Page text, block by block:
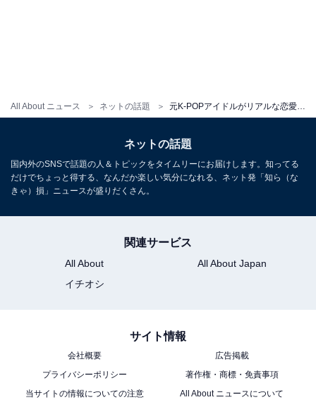
All About ニュース ネットの話題
ネットの話題
国内外のSNSで話題の人＆トピックをタイムリーにお届けします。知ってる
だけでちょっと得する、なんだか楽しい気分になれる、ネット発「知ら（な
きゃ）損」ニュースが盛りだくさん。
関連サービス
All About
All About Japan
イチオシ
サイト情報
会社概要
広告掲載
プライバシーポリシー
著作権・商標・免責事項
当サイトの情報についての注意
All About ニュースについて